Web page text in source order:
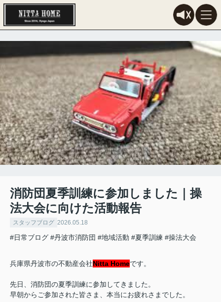
消防団夏季訓練に参加しました｜操
法大会に向けた活動報告
スタッフブログ 2026.05.18
#日常ブログ #丹波市消防団 #地域活動 #夏季訓練 #操法大会
兵庫県丹波市の不動産会社Nitta Homeです。
先日、消防団の夏季訓練に参加してきました。
早朝からご参加された皆さま、本当にお疲れさまでした。